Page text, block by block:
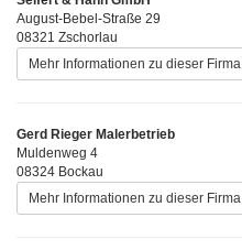
August-Bebel-Straße 29
08321 Zschorlau
Mehr Informationen zu dieser Firma
Gerd Rieger Malerbetrieb
Muldenweg 4
08324 Bockau
Mehr Informationen zu dieser Firma